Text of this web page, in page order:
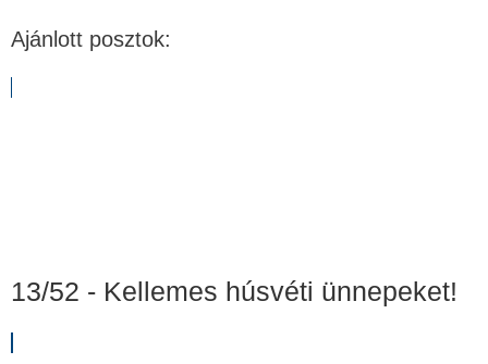
Ajánlott posztok:
13/52 - Kellemes húsvéti ünnepeket!